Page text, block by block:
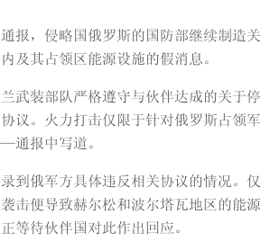
报，侵略国俄罗斯的国防部继续制造关
及其占领区能源设施的假消息。
武装部队严格遵守与伙伴达成的关于停
议。火力打击仅限于针对俄罗斯占领军
报中写道。
到俄军方具体违反相关协议的情况。仅
击便导致赫尔松和波尔塔瓦地区的能源
等待伙伴国对此作出回应。